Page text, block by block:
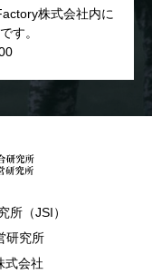
株式会社内に
す。
所（JSI）
研究所
式会社